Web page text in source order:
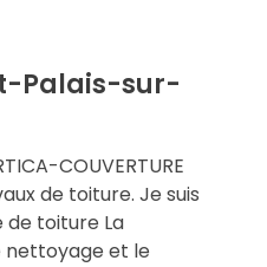
Palais-sur-
COUVERTURE
de toiture. Je suis
de toiture La
nettoyage et le